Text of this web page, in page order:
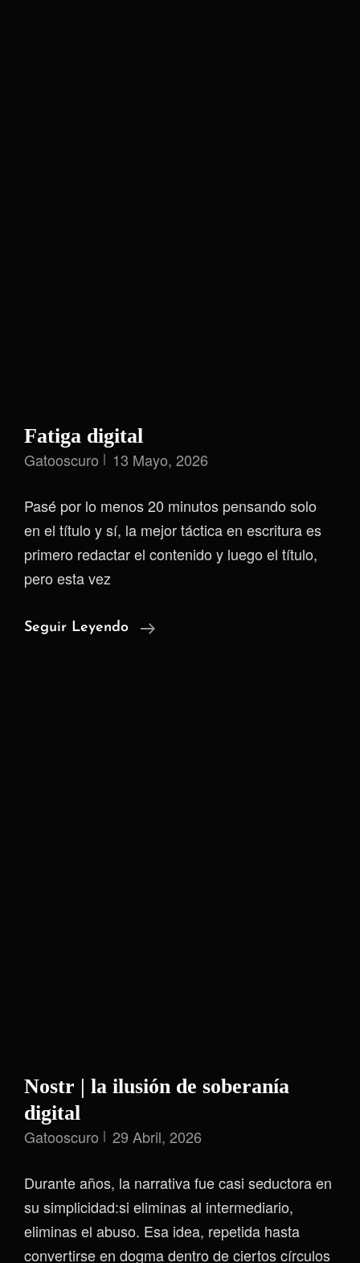
Fatiga digital
Gatooscuro 13 Mayo, 2026
Pasé por lo menos 20 minutos pensando solo
en el título y sí, la mejor táctica en escritura es
primero redactar el contenido y luego el título,
pero esta vez
Seguir Leyendo
Fatiga
Nostr | la ilusión de soberanía
digital
Gatooscuro 29 Abril, 2026
Durante años, la narrativa fue casi seductora en
su simplicidad:si eliminas al intermediario,
eliminas el abuso. Esa idea, repetida hasta
convertirse en dogma dentro de ciertos círculos